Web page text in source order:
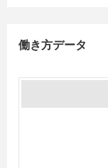
働き方データ